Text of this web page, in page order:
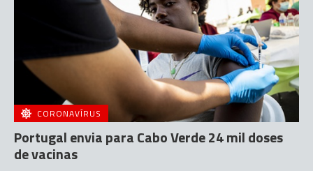
CORONAVÍRUS
Portugal envia para Cabo Verde 24 mil doses
de vacinas